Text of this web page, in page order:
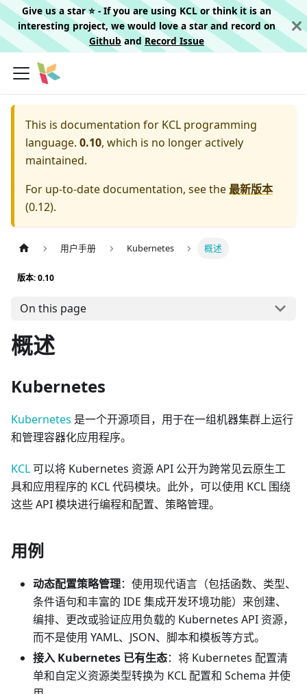
Give us a star ⭐️ - If you are using KCL or think it is an
interesting project, we would love a star and record on
Githuband Record Issue
This is documentation for KCL programming
language. 0.10, which is no longer actively
maintained.
For up-to-date documentation, see the最新版本
(0.12).
用户手册 Kubernetes 概述
版本: 0.10
On this page
概述
Kubernetes
Kubernetes 是一个开源项目，用于在一组机器集群上运行
和管理容器化应用程序。
KCL可以将 Kubernetes 资源 API 公开为跨常见云原生工
具和应用程序的 KCL 代码模块。此外，可以使用 KCL 围绕
这些 API 模块进行编程和配置、策略管理。
用例
动态配置策略管理：使用现代语言（包括函数、类型、
条件语句和丰富的 IDE 集成开发环境功能）来创建、
编排、更改或验证应用负载的 Kubernetes API 资源，
而不是使用 YAML、JSON、脚本和模板等方式。
接入 Kubernetes 已有生态：将 Kubernetes 配置清
单和自定义资源类型转换为 KCL 配置和 Schema 并使